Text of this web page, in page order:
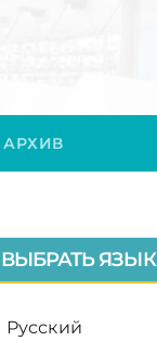
АРХИВ
ВЫБРАТЬ ЯЗЫК
Русский